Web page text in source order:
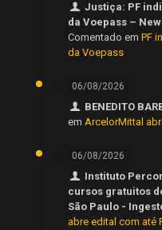
Justiça: PF
da Voepass –
Comentado em PF
da Voepass
06/08/2026
BENEDITO
em ArcelorMittal
06/08/2026
Instituto
cursos gratuitos
São Paulo -
abre edital com até